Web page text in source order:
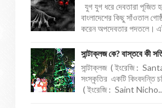
যুগ যুগ ধরে দেবতারা পূজিত
বাংলাদেশের কিছু সাঁওতাল
করেন অপদেবতার পদতলে।
সান্টাক্লজ কে? বাস্তবে কী
সান্টাক্লজ ( ইংরেজি :
সংস্কৃতির একটি কিংবদন্তি
( ইংরেজি : Saint